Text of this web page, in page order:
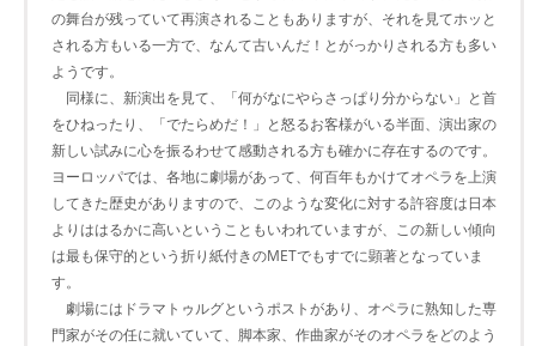
の舞台が残っていて再演されることもありますが、それを見てホッと
される方もいる一方で、なんて古いんだ！とがっかりされる方も多い
ようです。
同様に、新演出を見て、「何がなにやらさっぱり分からない」と首
をひねったり、「でたらめだ！」と怒るお客様がいる半面、演出家の
新しい試みに心を振るわせて感動される方も確かに存在するのです。
ヨーロッパでは、各地に劇場があって、何百年もかけてオペラを上演
してきた歴史がありますので、このような変化に対する許容度は日本
よりははるかに高いということもいわれていますが、この新しい傾向
は最も保守的という折り紙付きのMETでもすでに顕著となっていま
す。
劇場にはドラマトゥルグというポストがあり、オペラに熟知した専
門家がその任に就いていて、脚本家、作曲家がそのオペラをどのよう